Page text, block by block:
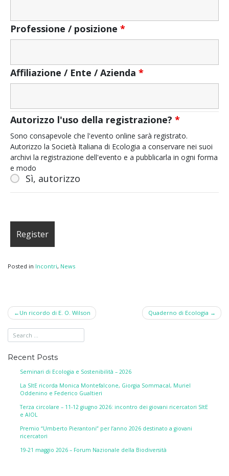
Professione / posizione *
Affiliazione / Ente / Azienda *
Autorizzo l'uso della registrazione? *
Sì, autorizzo
Sono consapevole che l'evento online sarà registrato.
Autorizzo la Società Italiana di Ecologia a conservare nei suoi
archivi la registrazione dell'evento e a pubblicarla in ogni forma
e modo
Posted in Incontri, News
Post
navigation
Un ricordo di E. O. Wilson Quaderno di Ecologia
Recent Posts
Seminari di Ecologia e Sostenibilità – 2026
La SItE ricorda Monica Montefalcone, Giorgia Sommacal, Muriel
Oddenino e Federico Gualtieri
Terza circolare – 11-12 giugno 2026: incontro dei giovani ricercatori SItE
e AIOL
Premio “Umberto Pierantoni” per l’anno 2026 destinato a giovani
ricercatori
19-21 maggio 2026 – Forum Nazionale della Biodiversità